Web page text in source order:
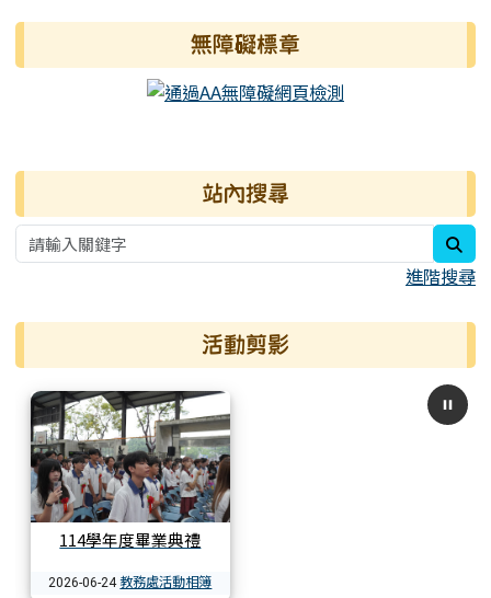
無障礙標章
右邊區域內容 站內搜尋
進階搜尋
活動剪影
114學年度畢業典禮
2026-06-24 教務處活動相簿